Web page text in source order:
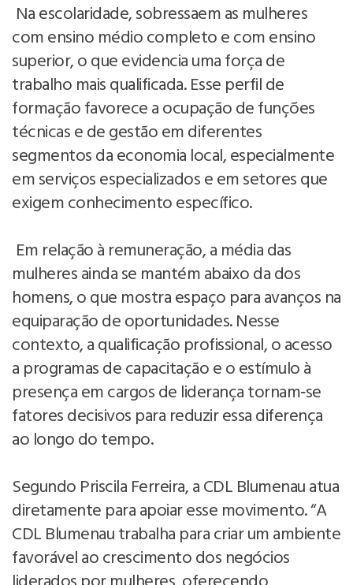
Na escolaridade, sobressaem as mulheres
com ensino médio completo e com ensino
superior, o que evidencia uma força de
trabalho mais qualificada. Esse perfil de
formação favorece a ocupação de funções
técnicas e de gestão em diferentes
segmentos da economia local, especialmente
em serviços especializados e em setores que
exigem conhecimento específico.
Em relação à remuneração, a média das
mulheres ainda se mantém abaixo da dos
homens, o que mostra espaço para avanços na
equiparação de oportunidades. Nesse
contexto, a qualificação profissional, o acesso
a programas de capacitação e o estímulo à
presença em cargos de liderança tornam‑se
fatores decisivos para reduzir essa diferença
ao longo do tempo.
Segundo Priscila Ferreira, a CDL Blumenau atua
diretamente para apoiar esse movimento. “A
CDL Blumenau trabalha para criar um ambiente
favorável ao crescimento dos negócios